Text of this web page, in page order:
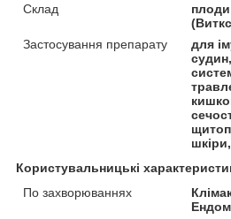
Склад
Застосування препарату
для
Користувальницькі
По захворюваннях